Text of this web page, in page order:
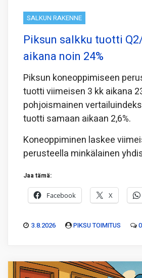
SALKUN RAKENNE
Piksun salkku tuotti
aikana noin 24%
Piksun koneoppimiseen
tuotti viimeisen 3 kk aikana
pohjoismainen
tuotti samaan aikaan 2,6%.
Koneoppiminen laskee
perusteella minkälainen
Jaa tämä:
Facebook X
3.8.2026 PIKSU TOIMITUS 0